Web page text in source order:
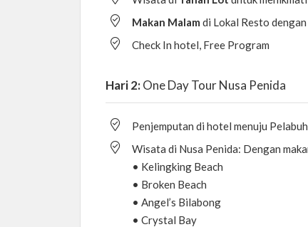
Makan Malam di Lokal Resto
Check In hotel, Free Program
Hari 2:One Day Tour Nusa Penida
Penjemputan di hotel menuju
Wisata di Nusa Penida: Dengan
• Kelingking Beach
• Broken Beach
• Angel’s Bilabong
• Crystal Bay